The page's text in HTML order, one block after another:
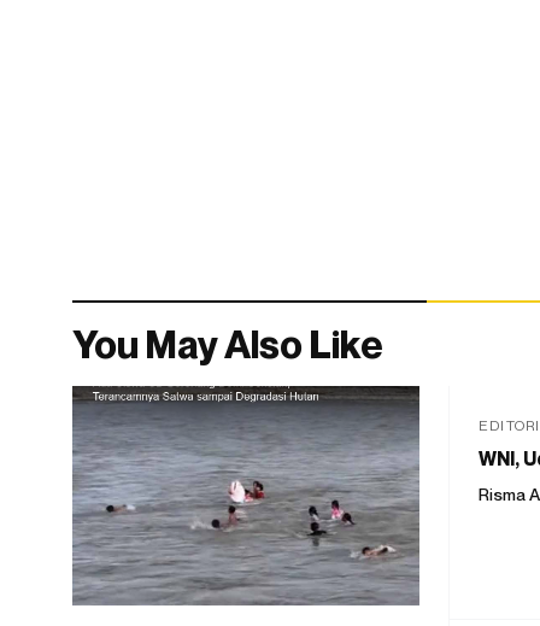
You May Also Like
WNI,
Risma